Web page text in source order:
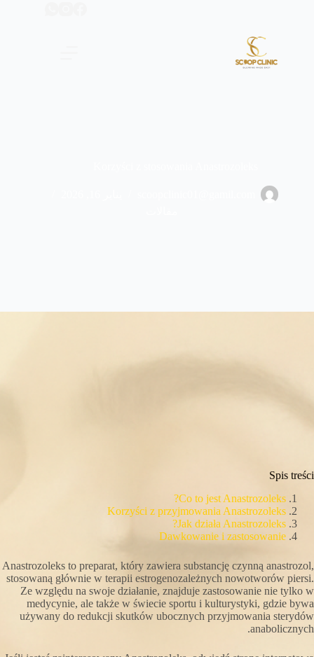
Spis treści
Co to jest Anastrozoleks?
Korzyści z przyjmowania Anastrozoleks
Jak działa Anastrozoleks?
Dawkowanie i zastosowanie
Anastrozoleks to preparat, który zawiera substancję czynną anastrozol,
stosowaną głównie w terapii estrogenozależnych nowotworów piersi.
Ze względu na swoje działanie, znajduje zastosowanie nie tylko w
medycynie, ale także w świecie sportu i kulturystyki, gdzie bywa
używany do redukcji skutków ubocznych przyjmowania sterydów
anabolicznych.